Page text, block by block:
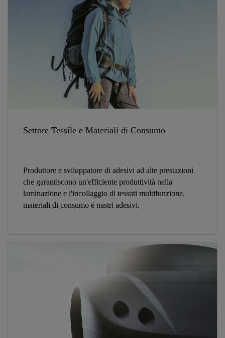
Settore Tessile e Materiali di Consumo
Produttore e sviluppatore di adesivi ad alte prestazioni
che garantiscono un'efficiente produttività nella
laminazione e l'incollaggio di tessuti multifunzione,
materiali di consumo e nastri adesivi.